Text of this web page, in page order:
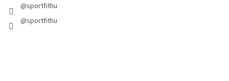
@sportfithu
@sportfithu